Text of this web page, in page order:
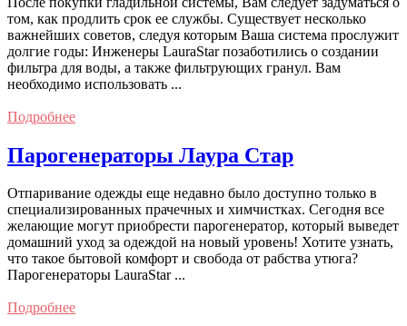
том, как продлить срок ее службы. Существует несколько
важнейших советов, следуя которым Ваша система прослужит
долгие годы: Инженеры LauraStar позаботились о создании
фильтра для воды, а также фильтрующих гранул. Вам
необходимо использовать ...
Подробнее
Парогенераторы Лаура Стар
Отпаривание одежды еще недавно было доступно только в
специализированных прачечных и химчистках. Сегодня все
желающие могут приобрести парогенератор, который выведет
домашний уход за одеждой на новый уровень! Хотите узнать,
что такое бытовой комфорт и свобода от рабства утюга?
Парогенераторы LauraStar ...
Подробнее